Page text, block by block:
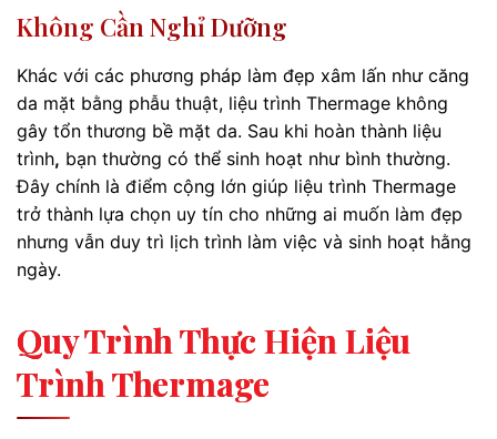
Không Cần Nghỉ Dưỡng
Khác với các phương pháp làm đẹp xâm lấn như căng
da mặt bằng phẫu thuật, liệu trình Thermage không
gây tổn thương bề mặt da. Sau khi hoàn thành liệu
trình, bạn thường có thể sinh hoạt như bình thường.
Đây chính là điểm cộng lớn giúp liệu trình Thermage
trở thành lựa chọn uy tín cho những ai muốn làm đẹp
nhưng vẫn duy trì lịch trình làm việc và sinh hoạt hằng
ngày.
Quy Trình Thực Hiện Liệu
Trình Thermage